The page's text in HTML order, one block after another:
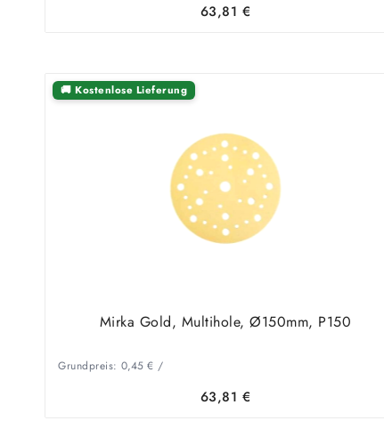
63,81 €
🚚 Kostenlose Lieferung
Mirka Gold, Multihole, Ø150mm, P150
Grundpreis: 0,45 € /
63,81 €